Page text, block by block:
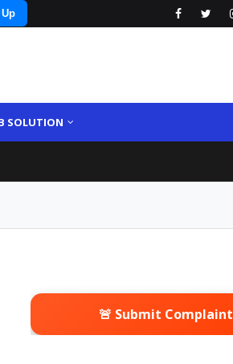
SOLUTION
🚨 Submit Complaint